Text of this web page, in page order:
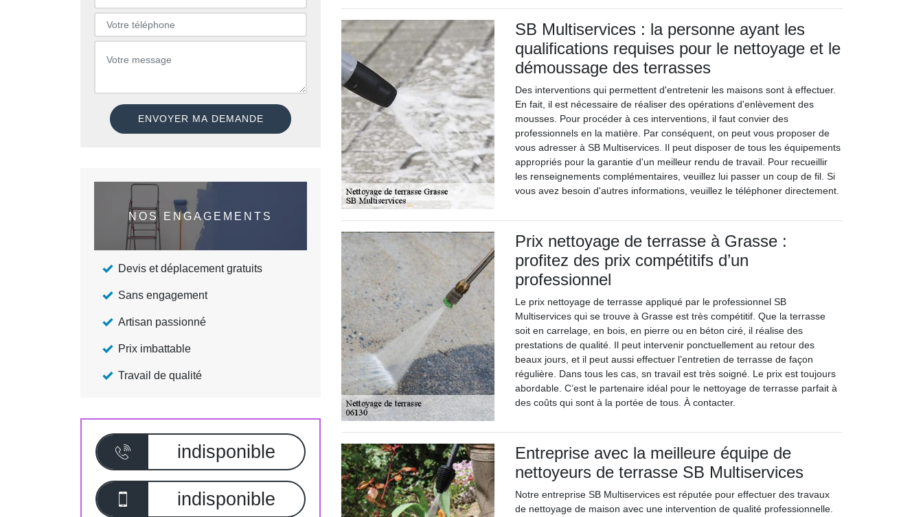
NOS ENGAGEMENTS
Devis et déplacement gratuits
Sans engagement
Artisan passionné
Prix imbattable
Travail de qualité
indisponible
indisponible
SB Multiservices : la personne ayant les
qualifications requises pour le nettoyage et le
démoussage des terrasses
Des interventions qui permettent d'entretenir les maisons sont à effectuer.
En fait, il est nécessaire de réaliser des opérations d'enlèvement des
mousses. Pour procéder à ces interventions, il faut convier des
professionnels en la matière. Par conséquent, on peut vous proposer de
vous adresser à SB Multiservices. Il peut disposer de tous les équipements
appropriés pour la garantie d'un meilleur rendu de travail. Pour recueillir
les renseignements complémentaires, veuillez lui passer un coup de fil. Si
vous avez besoin d'autres informations, veuillez le téléphoner directement.
Prix nettoyage de terrasse à Grasse :
profitez des prix compétitifs d’un
professionnel
Le prix nettoyage de terrasse appliqué par le professionnel SB
Multiservices qui se trouve à Grasse est très compétitif. Que la terrasse
soit en carrelage, en bois, en pierre ou en béton ciré, il réalise des
prestations de qualité. Il peut intervenir ponctuellement au retour des
beaux jours, et il peut aussi effectuer l’entretien de terrasse de façon
régulière. Dans tous les cas, sn travail est très soigné. Le prix est toujours
abordable. C’est le partenaire idéal pour le nettoyage de terrasse parfait à
des coûts qui sont à la portée de tous. À contacter.
Entreprise avec la meilleure équipe de
nettoyeurs de terrasse SB Multiservices
Notre entreprise SB Multiservices est réputée pour effectuer des travaux
de nettoyage de maison avec une intervention de qualité professionnelle.